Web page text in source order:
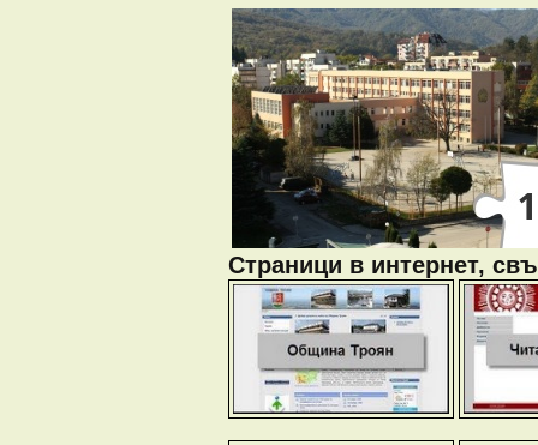
Страници в интернет,